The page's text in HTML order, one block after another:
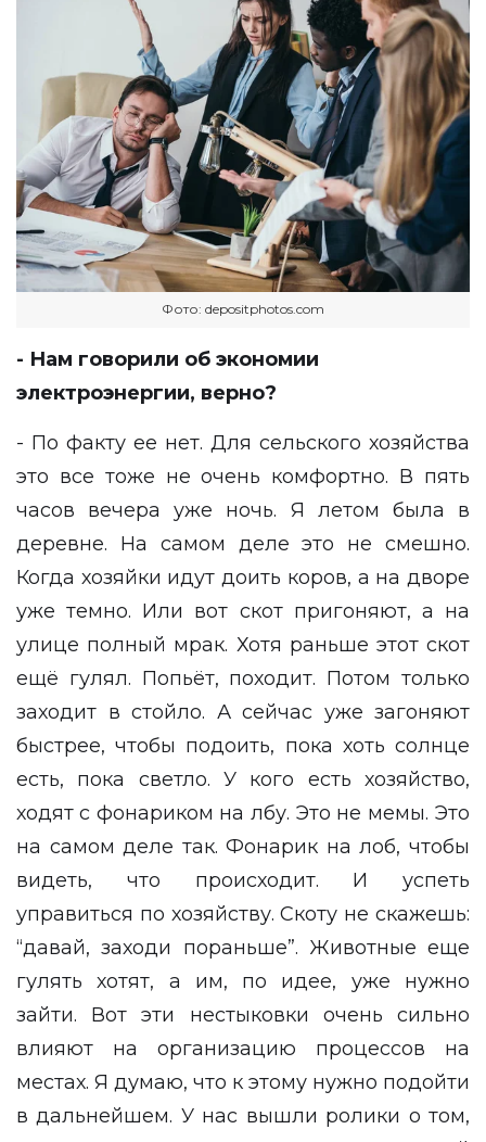
Фото: depositphotos.com
- Нам говорили об экономии
электроэнергии, верно?
- По факту ее нет. Для сельского хозяйства
это все тоже не очень комфортно. В пять
часов вечера уже ночь. Я летом была в
деревне. На самом деле это не смешно.
Когда хозяйки идут доить коров, а на дворе
уже темно. Или вот скот пригоняют, а на
улице полный мрак. Хотя раньше этот скот
ещё гулял. Попьёт, походит. Потом только
заходит в стойло. А сейчас уже загоняют
быстрее, чтобы подоить, пока хоть солнце
есть, пока светло. У кого есть хозяйство,
ходят с фонариком на лбу. Это не мемы. Это
на самом деле так. Фонарик на лоб, чтобы
видеть, что происходит. И успеть
управиться по хозяйству. Скоту не скажешь:
“давай, заходи пораньше”. Животные еще
гулять хотят, а им, по идее, уже нужно
зайти. Вот эти нестыковки очень сильно
влияют на организацию процессов на
местах. Я думаю, что к этому нужно подойти
в дальнейшем. У нас вышли ролики о том,